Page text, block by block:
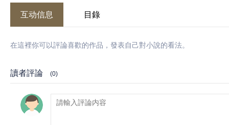
互动信息 目錄
在這裡你可以評論喜歡的作品，發表自己對小說的看法。
讀者評論 (0)